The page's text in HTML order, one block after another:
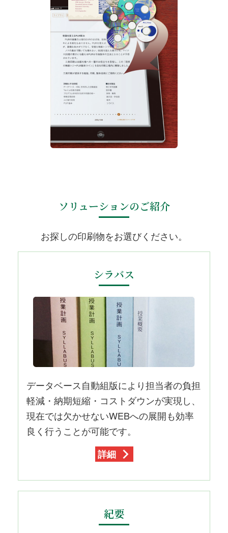
ソリューションのご紹介
お探しの印刷物をお選びください。
シラバス
データベース自動組版により担当者の負担
軽減・納期短縮・コストダウンが実現し、
現在では欠かせないWEBへの展開も効率
良く行うことが可能です。
詳細
紀要